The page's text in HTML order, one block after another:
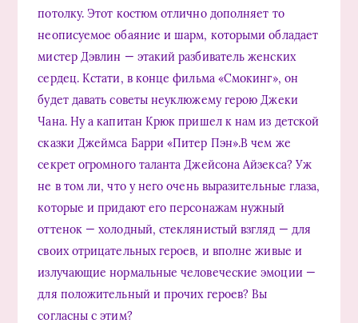
потолку. Этот костюм отлично дополняет то
неописуемое обаяние и шарм, которыми обладает
мистер Дэвлин — этакий разбиватель женских
сердец. Кстати, в конце фильма «Смокинг», он
будет давать советы неуклюжему герою Джеки
Чана. Ну а капитан Крюк пришел к нам из детской
сказки Джеймса Барри «Питер Пэн».В чем же
секрет огромного таланта Джейсона Айзекса? Уж
не в том ли, что у него очень выразительные глаза,
которые и придают его персонажам нужный
оттенок — холодный, стеклянистый взгляд — для
своих отрицательных героев, и вполне живые и
излучающие нормальные человеческие эмоции —
для положительный и прочих героев? Вы
согласны с этим?